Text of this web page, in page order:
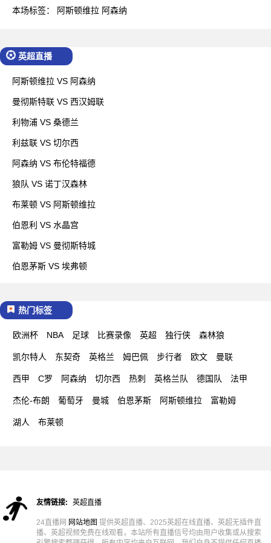
本场标签： 阿斯顿维拉 阿森纳
英超直播
阿斯顿维拉 VS 阿森纳
曼彻斯特联 VS 西汉姆联
利物浦 VS 桑德兰
利兹联 VS 切尔西
阿森纳 VS 布伦特福德
狼队 VS 诺丁汉森林
布莱顿 VS 阿斯顿维拉
伯恩利 VS 水晶宫
富勒姆 VS 曼彻斯特城
伯恩茅斯 VS 埃弗顿
热门标签
欧洲杯 NBA 足球 比赛录像 英超 独行侠 森林狼
凯尔特人 东契奇 英格兰 姆巴佩 步行者 欧文 曼联
西甲 C罗 阿森纳 切尔西 热刺 英格兰队 德国队 法甲
杰伦-布朗 葡萄牙 曼城 伯恩茅斯 阿斯顿维拉 富勒姆
湖人 布莱顿
友情链接: 英超直播
24直播网 网站地图 提供英超直播、2025英超在线直播、英超无插件直
播、英超视频免费在线观看，本站所有直播信号均由用户收集或从搜索